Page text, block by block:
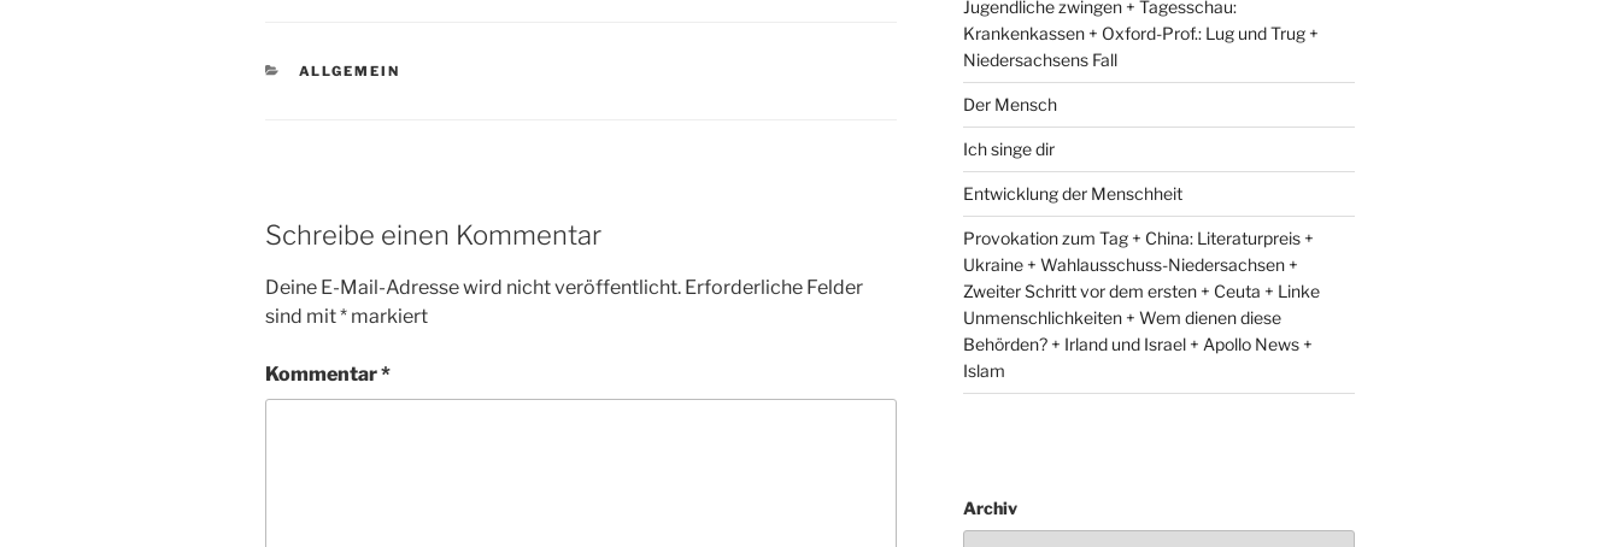
KATEGORIEN
ALLGEMEIN
Schreibe einen Kommentar
Deine E-Mail-Adresse wird nicht veröffentlicht. Erforderliche Felder
sind mit* markiert
Kommentar*
Jugendliche zwingen + Tagesschau:
Krankenkassen + Oxford-Prof.: Lug und Trug +
Niedersachsens Fall
Der Mensch
Ich singe dir
Entwicklung der Menschheit
Provokation zum Tag + China: Literaturpreis +
Ukraine + Wahlausschuss-Niedersachsen +
Zweiter Schritt vor dem ersten + Ceuta + Linke
Unmenschlichkeiten + Wem dienen diese
Behörden? + Irland und Israel + Apollo News +
Islam
Archiv